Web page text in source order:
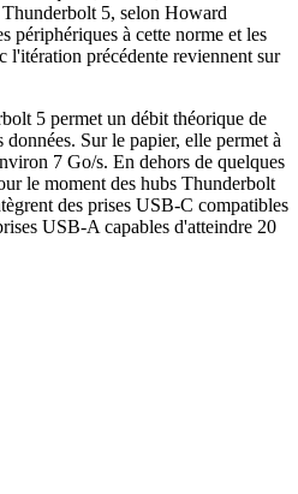
5, selon Howard
périphériques à cette norme et les
l'itération précédente reviennent sur
5 permet un débit théorique de
Sur le papier, elle permet à
7 Go/s. En dehors de quelques
le moment des hubs Thunderbolt
des prises USB-C compatibles
USB-A capables d'atteindre 20